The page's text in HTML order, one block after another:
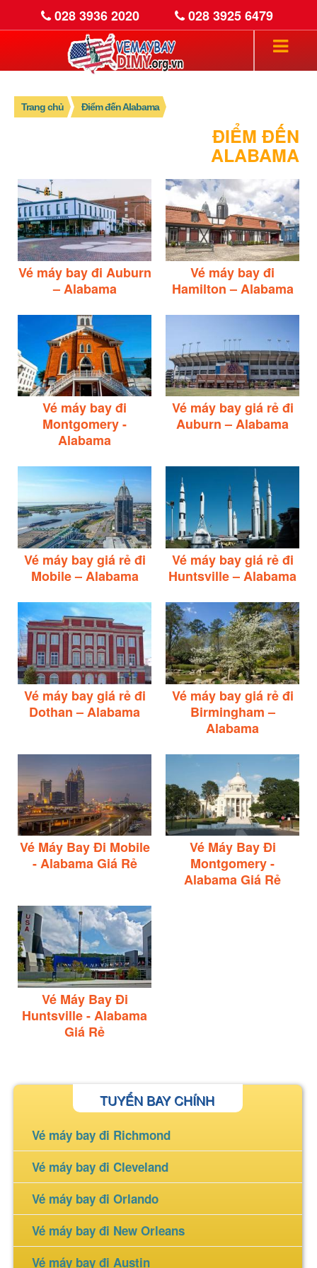
028 3936 2020 028 3925 6479
Trang chủ Điểm đến Alabama
ĐIỂM ĐẾN
ALABAMA
Vé máy bay đi Auburn
– Alabama
Vé máy bay đi
Hamilton – Alabama
Vé máy bay đi
Montgomery -
Alabama
Vé máy bay giá rẻ đi
Auburn – Alabama
Vé máy bay giá rẻ đi
Mobile – Alabama
Vé máy bay giá rẻ đi
Huntsville – Alabama
Vé máy bay giá rẻ đi
Dothan – Alabama
Vé máy bay giá rẻ đi
Birmingham –
Alabama
Vé Máy Bay Đi Mobile
- Alabama Giá Rẻ
Vé Máy Bay Đi
Montgomery -
Alabama Giá Rẻ
Vé Máy Bay Đi
Huntsville - Alabama
Giá Rẻ
TUYẾN BAY CHÍNH
Vé máy bay đi Richmond
Vé máy bay đi Cleveland
Vé máy bay đi Orlando
Vé máy bay đi New Orleans
Vé máy bay đi Austin